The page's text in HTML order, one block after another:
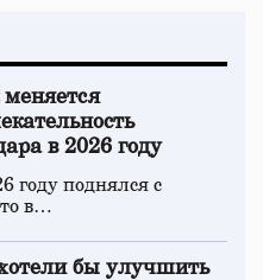
меняется
в 2026 году
году поднялся с
в…
бы улучшить